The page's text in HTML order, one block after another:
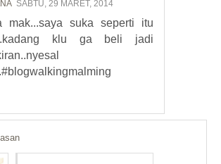
SABTU, 29 MARET, 2014
mak...saya suka seperti itu
klu ga beli jadi